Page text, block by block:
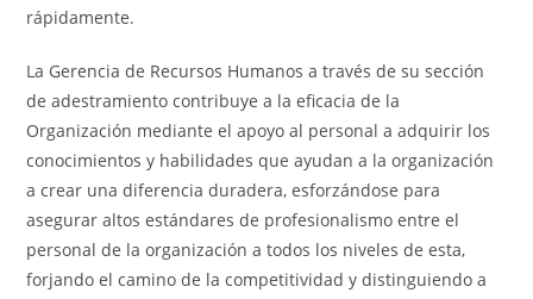
rápidamente.
La Gerencia de Recursos Humanos a través de su sección
de adestramiento contribuye a la eficacia de la
Organización mediante el apoyo al personal a adquirir los
conocimientos y habilidades que ayudan a la organización
a crear una diferencia duradera, esforzándose para
asegurar altos estándares de profesionalismo entre el
personal de la organización a todos los niveles de esta,
forjando el camino de la competitividad y distinguiendo a